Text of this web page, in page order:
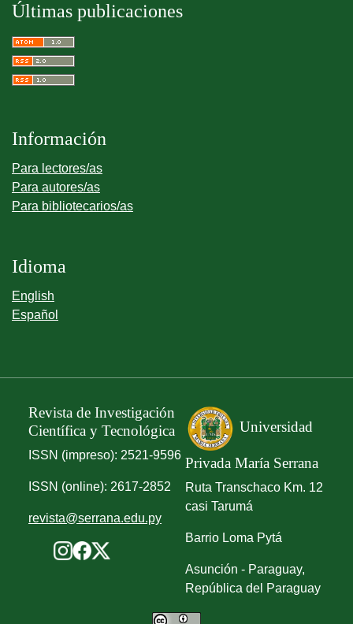
Últimas publicaciones
Información
Para lectores/as
Para autores/as
Para bibliotecarios/as
Idioma
English
Español
Revista de Investigación
Científica y Tecnológica
ISSN (impreso): 2521-9596
ISSN (online): 2617-2852
revista@serrana.edu.py
Universidad
Privada María Serrana
Ruta Transchaco Km. 12
casi Tarumá
Barrio Loma Pytá
Asunción - Paraguay,
República del Paraguay